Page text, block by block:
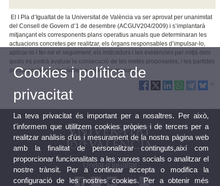
El I Pla d’Igualtat de la Universitat de València va ser aprovat per unanimitat
del Consell de Govern d’1 de desembre (ACGUV204/2009) i s’implantarà
mitjançant els corresponents plans operatius anuals que determinaran les
actuacions concretes per realitzar, els òrgans responsables d’impulsar-lo,
aplicar-lo i fer-ne el seguiment, els indicadors i les evidències per mitjà dels
quals es podrà avaluar la consecució de les metes proposades, i les partides
pressupostàries vinculades a aquestes mesures.
Unitat d'Igualtat
Cookies i política de
privacitat
La teva privacitat és important per a nosaltres. Per això,
t'informem que utilitzem cookies pròpies i de tercers per a
realitzar anàlisis d'ús i mesurament de la nostra pàgina web
amb la finalitat de personalitzar continguts,així com
proporcionar funcionalitats a les xarxes socials o analitzar el
nostre trànsit. Per a continuar accepta o modifica la
configuració de les nostres cookies. Per a obtenir més